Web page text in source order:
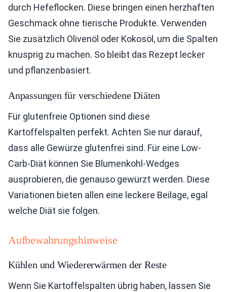
durch Hefeflocken. Diese bringen einen herzhaften
Geschmack ohne tierische Produkte. Verwenden
Sie zusätzlich Olivenöl oder Kokosöl, um die Spalten
knusprig zu machen. So bleibt das Rezept lecker
und pflanzenbasiert.
Anpassungen für verschiedene Diäten
Für glutenfreie Optionen sind diese
Kartoffelspalten perfekt. Achten Sie nur darauf,
dass alle Gewürze glutenfrei sind. Für eine Low-
Carb-Diät können Sie Blumenkohl-Wedges
ausprobieren, die genauso gewürzt werden. Diese
Variationen bieten allen eine leckere Beilage, egal
welche Diät sie folgen.
Aufbewahrungshinweise
Kühlen und Wiedererwärmen der Reste
Wenn Sie Kartoffelspalten übrig haben, lassen Sie